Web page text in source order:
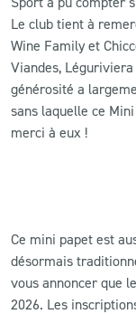
LS E-SHOP
L’APP DU LS
LS ACADEMY CAMPS
MATCH DES CELEBRITES
Le club tient à
Wine Family et
Viandes,
générosité a
sans laquelle ce
merci à eux !
Ce mini papet est
désormais
vous annoncer que
2026. Les